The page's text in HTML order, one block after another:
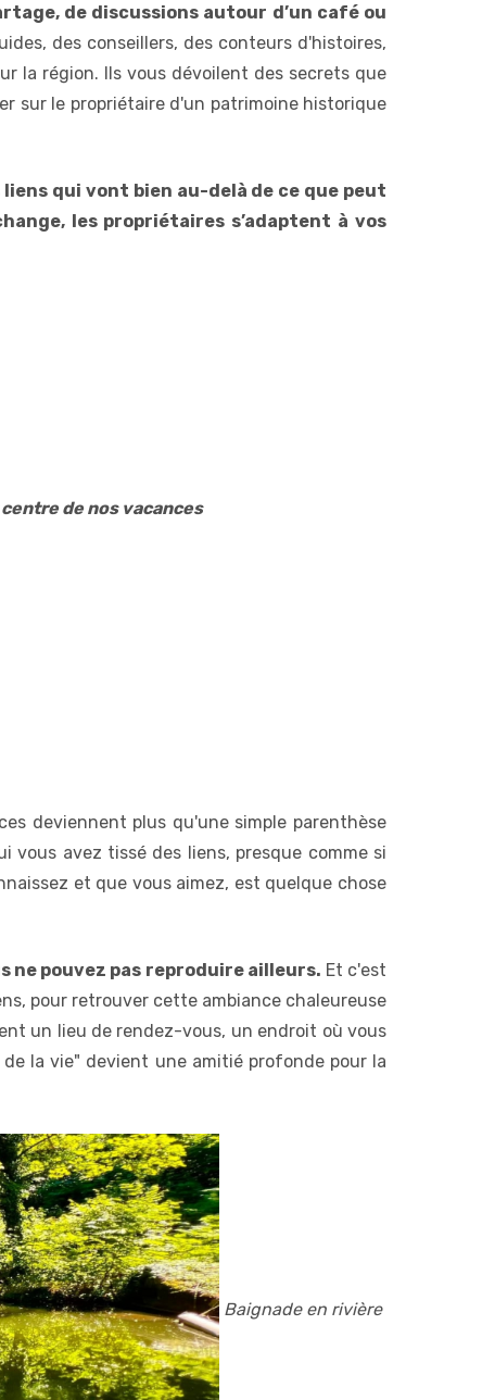
de discussions autour d’un café ou
des conseillers, des conteurs d'histoires,
la région. Ils vous dévoilent des secrets que
sur le propriétaire d'un patrimoine historique
qui vont bien au-delà de ce que peut
les propriétaires s’adaptent à vos
de nos vacances
deviennent plus qu'une simple parenthèse
vous avez tissé des liens, presque comme si
et que vous aimez, est quelque chose
ne pouvez pas reproduire ailleurs. Et c'est
pour retrouver cette ambiance chaleureuse
un lieu de rendez-vous, un endroit où vous
la vie" devient une amitié profonde pour la
Baignade en rivière